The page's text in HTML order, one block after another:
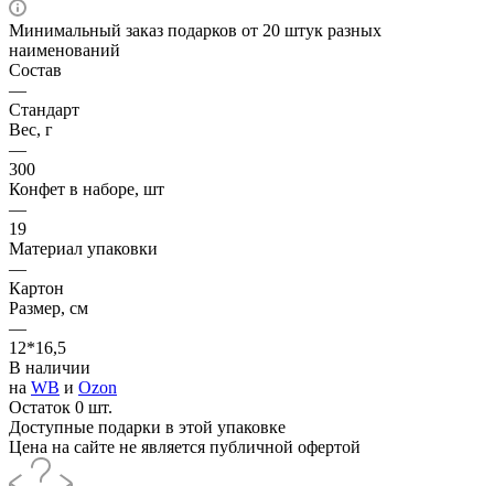
Минимальный заказ подарков от 20 штук разных
наименований
Состав
—
Стандарт
Вес, г
—
300
Конфет в наборе, шт
—
19
Материал упаковки
—
Картон
Размер, см
—
12*16,5
В наличии
на WB и Ozon
Остаток 0 шт.
Доступные подарки в этой упаковке
Цена на сайте не является публичной офертой